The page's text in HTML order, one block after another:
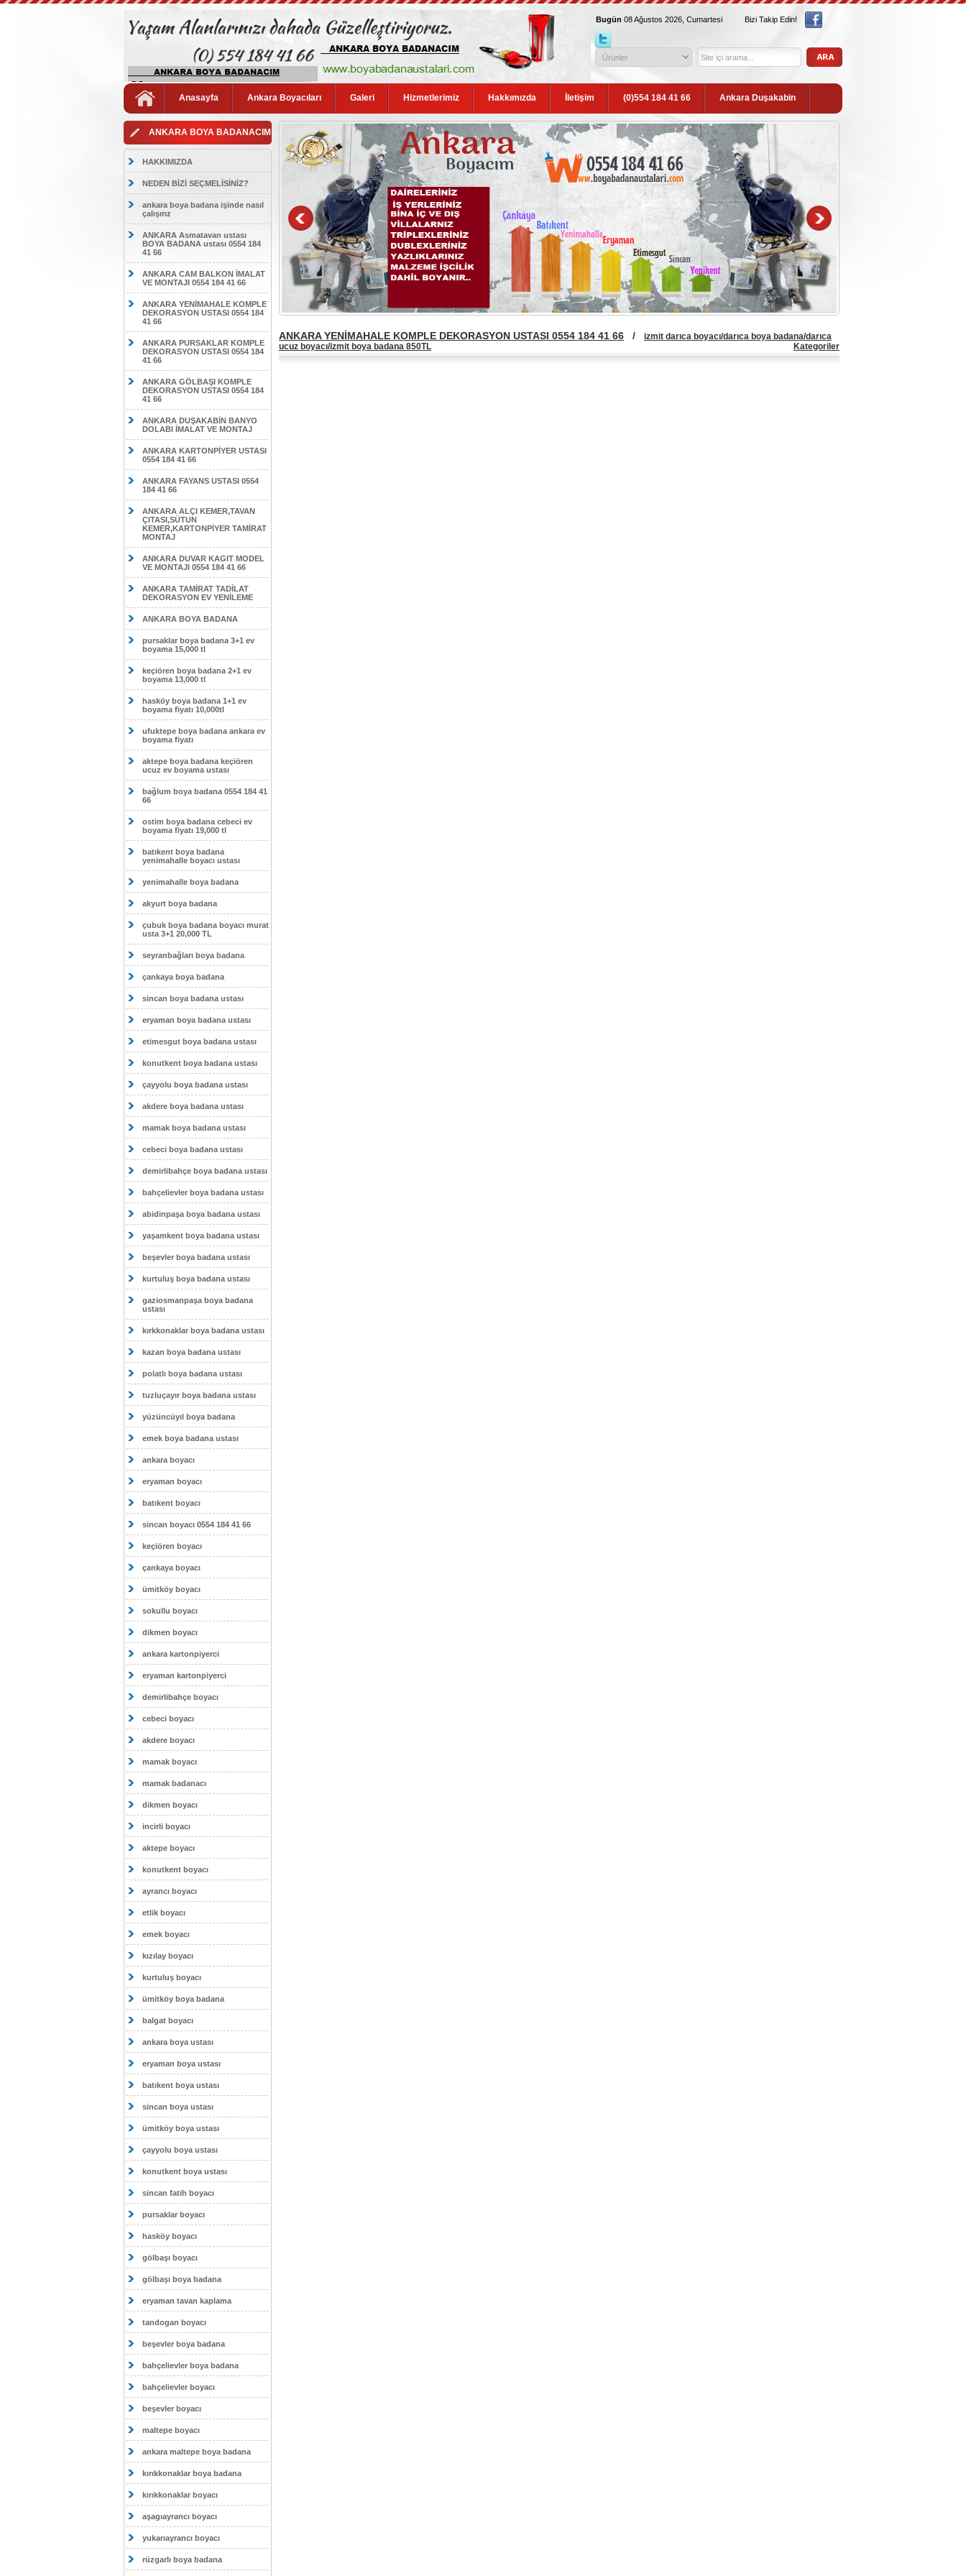
Bugün 08 Ağustos 2026, Cumartesi Bizi Takip Edin!
Anasayfa Ankara Boyacıları Galeri Hizmetlerimiz Hakkımızda İletişim (0)554 184 41 66 Ankara Duşakabin
ANKARA BOYA BADANACIM
HAKKIMIZDA
NEDEN BİZİ SEÇMELİSİNİZ?
ankara boya badana işinde nasıl
çalışırız
ANKARA Asmatavan ustası
BOYA BADANA ustası 0554 184
41 66
ANKARA CAM BALKON İMALAT
VE MONTAJI 0554 184 41 66
ANKARA YENİMAHALE KOMPLE
DEKORASYON USTASI 0554 184
41 66
ANKARA PURSAKLAR KOMPLE
DEKORASYON USTASI 0554 184
41 66
ANKARA GÖLBAŞI KOMPLE
DEKORASYON USTASI 0554 184
41 66
ANKARA DUŞAKABİN BANYO
DOLABI İMALAT VE MONTAJ
ANKARA KARTONPİYER USTASI
0554 184 41 66
ANKARA FAYANS USTASI 0554
184 41 66
ANKARA ALÇI KEMER,TAVAN
ÇITASI,SÜTUN
KEMER,KARTONPİYER TAMİRAT
MONTAJ
ANKARA DUVAR KAGIT MODEL
VE MONTAJI 0554 184 41 66
ANKARA TAMİRAT TADİLAT
DEKORASYON EV YENİLEME
ANKARA BOYA BADANA
pursaklar boya badana 3+1 ev
boyama 15,000 tl
keçiören boya badana 2+1 ev
boyama 13,000 tl
hasköy boya badana 1+1 ev
boyama fiyatı 10,000tl
ufuktepe boya badana ankara ev
boyama fiyatı
aktepe boya badana keçiören
ucuz ev boyama ustası
bağlum boya badana 0554 184 41
66
ostim boya badana cebeci ev
boyama fiyatı 19,000 tl
batıkent boya badana
yenimahalle boyacı ustası
yenimahalle boya badana
akyurt boya badana
çubuk boya badana boyacı murat
usta 3+1 20,000 TL
seyranbağları boya badana
çankaya boya badana
sincan boya badana ustası
eryaman boya badana ustası
etimesgut boya badana ustası
konutkent boya badana ustası
çayyolu boya badana ustası
akdere boya badana ustası
mamak boya badana ustası
cebeci boya badana ustası
demirlibahçe boya badana ustası
bahçelievler boya badana ustası
abidinpaşa boya badana ustası
yaşamkent boya badana ustası
beşevler boya badana ustası
kurtuluş boya badana ustası
gaziosmanpaşa boya badana
ustası
kırkkonaklar boya badana ustası
kazan boya badana ustası
polatlı boya badana ustası
tuzluçayır boya badana ustası
yüzüncüyıl boya badana
emek boya badana ustası
ankara boyacı
eryaman boyacı
batıkent boyacı
sincan boyacı 0554 184 41 66
keçiören boyacı
çankaya boyacı
ümitköy boyacı
sokullu boyacı
dikmen boyacı
ankara kartonpiyerci
eryaman kartonpiyerci
demirlibahçe boyacı
cebeci boyacı
akdere boyacı
mamak boyacı
mamak badanacı
dikmen boyacı
incirli boyacı
aktepe boyacı
konutkent boyacı
ayrancı boyacı
etlik boyacı
emek boyacı
kızılay boyacı
kurtuluş boyacı
ümitköy boya badana
balgat boyacı
ankara boya ustası
eryaman boya ustası
batıkent boya ustası
sincan boya ustası
ümitköy boya ustası
çayyolu boya ustası
konutkent boya ustası
sincan fatih boyacı
pursaklar boyacı
hasköy boyacı
gölbaşı boyacı
gölbaşı boya badana
eryaman tavan kaplama
tandogan boyacı
beşevler boya badana
bahçelievler boya badana
bahçelievler boyacı
beşevler boyacı
maltepe boyacı
ankara maltepe boya badana
kırıkkonaklar boya badana
kırıkkonaklar boyacı
aşagıayrancı boyacı
yukarıayrancı boyacı
rüzgarlı boya badana
ANKARA YENİMAHALE KOMPLE DEKORASYON USTASI 0554 184 41 66 / izmit darıca boyacı/darıca boya badana/darıca
ucuz boyacı/izmit boya badana 850TL
Kategoriler